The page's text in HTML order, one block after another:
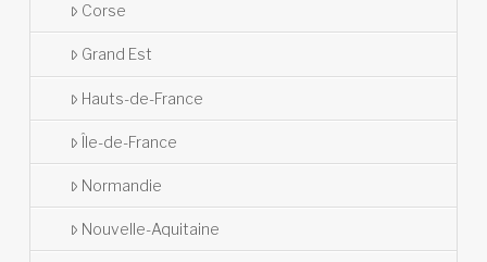
Corse
Grand Est
Hauts-de-France
Île-de-France
Normandie
Nouvelle-Aquitaine